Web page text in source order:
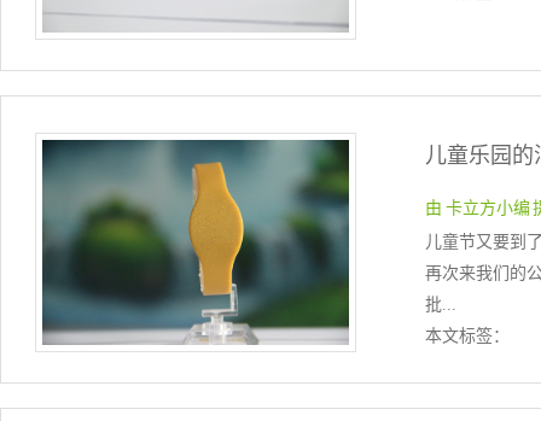
儿童乐园的
由 卡立方小编
儿童节又要到
再次来我们的
批...
本文标签：